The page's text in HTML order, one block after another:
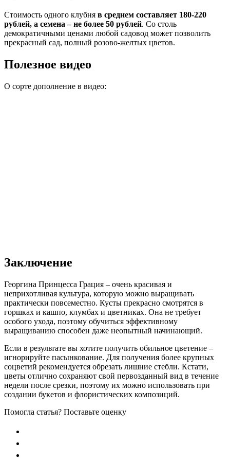
Стоимость одного клубня в среднем составляет 180-220
рублей, а семена – не более 50 рублей. Со столь
демократичными ценами любой садовод может позволить
прекрасный сад, полный розово-желтых цветов.
Полезное видео
О сорте дополнение в видео:
Заключение
Георгина Принцесса Грация – очень красивая и
неприхотливая культура, которую можно выращивать
практически повсеместно. Кусты прекрасно смотрятся в
горшках и кашпо, клумбах и цветниках. Она не требует
особого ухода, поэтому обучиться эффективному
выращиванию способен даже неопытный начинающий.
Если в результате вы хотите получить обильное цветение –
игнорируйте пасынкование. Для получения более крупных
соцветий рекомендуется обрезать лишние стебли. Кстати,
цветы отлично сохраняют свой первозданный вид в течение
недели после срезки, поэтому их можно использовать при
создании букетов и флористических композиций.
Помогла статья? Поставьте оценку